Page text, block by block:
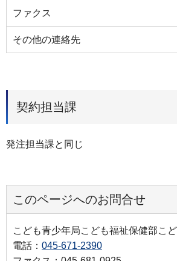
ファクス
その他の連絡先
契約担当課
発注担当課と同じ
このページへのお問合せ
こども青少年局こども福祉保健部こ
電話： 045-671-2390